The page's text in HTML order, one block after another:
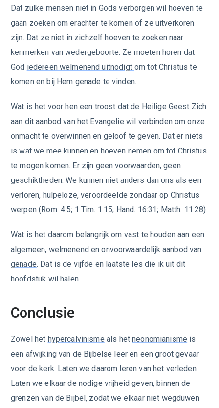
Dat zulke mensen niet in Gods verborgen wil hoeven te
gaan zoeken om erachter te komen of ze uitverkoren
zijn. Dat ze niet in zichzelf hoeven te zoeken naar
kenmerken van wedergeboorte. Ze moeten horen dat
God iedereen welmenend uitnodigt om tot Christus te
komen en bij Hem genade te vinden.
Wat is het voor hen een troost dat de Heilige Geest Zich
aan dit aanbod van het Evangelie wil verbinden om onze
onmacht te overwinnen en geloof te geven. Dat er niets
is wat we mee kunnen en hoeven nemen om tot Christus
te mogen komen. Er zijn geen voorwaarden, geen
geschiktheden. We kunnen niet anders dan ons als een
verloren, hulpeloze, veroordeelde zondaar op Christus
werpen ( Rom. 4:5; 1 Tim. 1:15; Hand. 16:31; Matth. 11:28).
Wat is het daarom belangrijk om vast te houden aan een
algemeen, welmenend en onvoorwaardelijk aanbod van
genade. Dat is de vijfde en laatste les die ik uit dit
hoofdstuk wil halen.
Conclusie
Zowel het hypercalvinisme als hetneonomianisme is
een afwijking van de Bijbelse leer en een groot gevaar
voor de kerk. Laten we daarom leren van het verleden.
Laten we elkaar de nodige vrijheid geven, binnen de
grenzen van de Bijbel, zodat we elkaar niet wegduwen